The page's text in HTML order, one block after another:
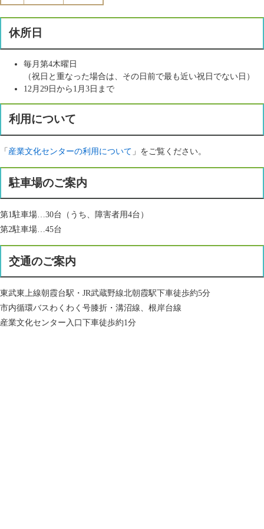
休所日
毎月第4木曜日
（祝日と重なった場合は、その日前で最も近い祝日でない日）
12月29日から1月3日まで
利用について
「 産業文化センターの利用について 」をご覧ください。
駐車場のご案内
第1駐車場…30台（うち、障害者用4台）
第2駐車場…45台
交通のご案内
東武東上線朝霞台駅・JR武蔵野線北朝霞駅下車徒歩約5分
市内循環バスわくわく号膝折・溝沼線、根岸台線
産業文化センター入口下車徒歩約1分